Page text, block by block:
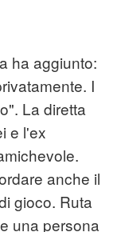
ha aggiunto:
I
La diretta
e l'ex
anche il
gioco. Ruta
una persona